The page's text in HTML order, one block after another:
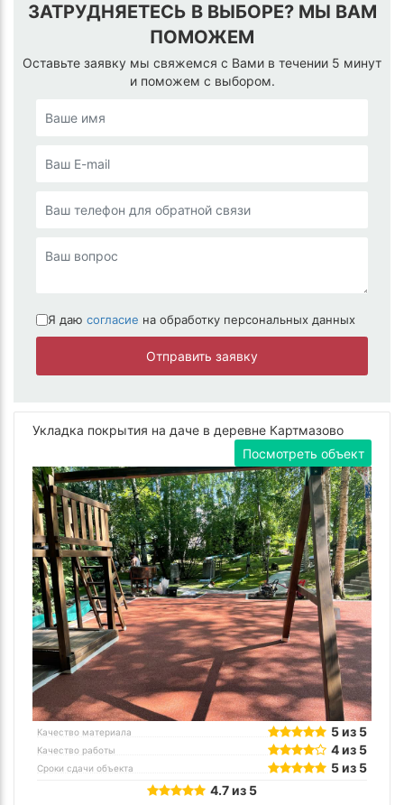
ЗАТРУДНЯЕТЕСЬ В ВЫБОРЕ? МЫ ВАМ
ПОМОЖЕМ
Оставьте заявку мы свяжемся с Вами в течении 5 минут
и поможем с выбором.
Я даю согласие на обработку персональных данных
Отправить заявку
Укладка покрытия на даче в деревне Картмазово
Посмотреть объект
Качество материала 5 из 5
Качество работы 4 из 5
Сроки сдачи объекта
5 из 5
4.7 из 5